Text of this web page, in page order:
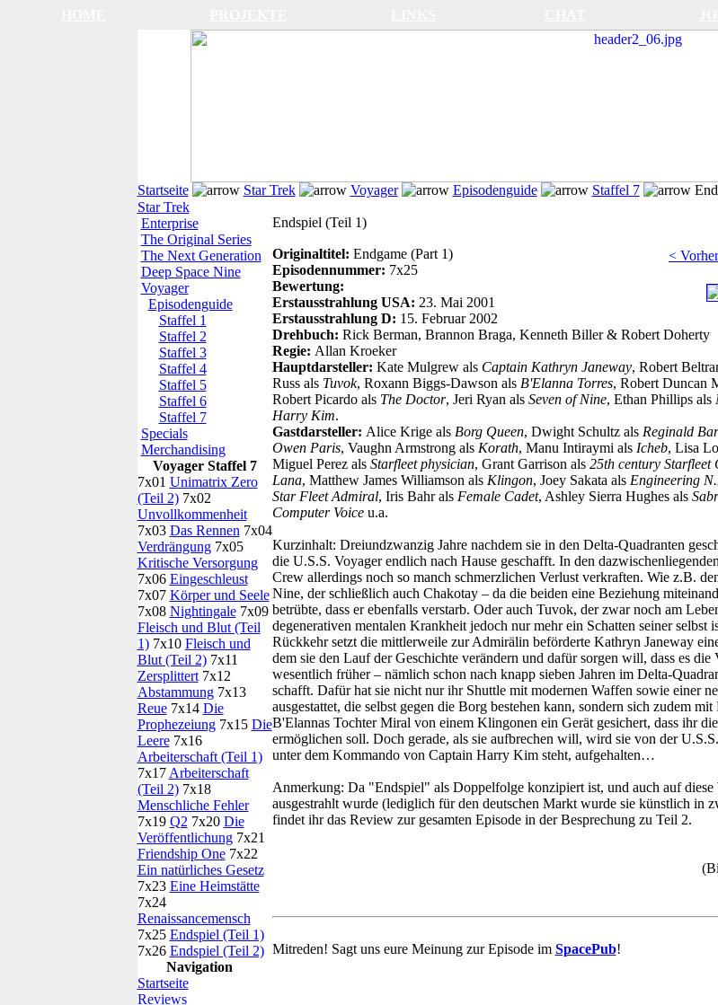
Startseite Star Trek Voyager Episodenguide Staffel 7
Star Trek
Enterprise
The Original Series
The Next Generation
Deep Space Nine
Voyager
Episodenguide
Staffel 1
Staffel 2
Staffel 3
Staffel 4
Staffel 5
Staffel 6
Staffel 7
Specials
Merchandising
Voyager Staffel 7
7x01 Unimatrix Zero
(Teil 2)7x02
Unvollkommenheit
7x03 Das Rennen 7x04
Verdrängung7x05
Kritische Versorgung
7x06 Eingeschleust
7x07 Körper und Seele
7x08 Nightingale7x09
Fleisch und Blut (Teil
1)7x10 Fleisch und
Blut (Teil 2)7x11
Zersplittert7x12
Abstammung7x13
Reue7x14 Die
Prophezeiung7x15 Die
Leere7x16
Arbeiterschaft (Teil 1)
7x17 Arbeiterschaft
(Teil 2)7x18
Menschliche Fehler
7x19 Q2 7x20 Die
Veröffentlichung7x21
Friendship One7x22
Ein natürliches Gesetz
7x23 Eine Heimstätte
7x24
Renaissancemensch
7x25 Endspiel (Teil 1)
7x26 Endspiel (Teil 2)
Navigation
Startseite
Reviews
Endspiel (Teil 1)
<
Originaltitel: Endgame (Part 1)
Episodennummer: 7x25
Bewertung:
Erstausstrahlung USA: 23. Mai 2001
Erstausstrahlung D: 15. Februar 2002
Drehbuch: Rick Berman, Brannon Braga, Kenneth Biller & Robert Doherty
Regie: Allan Kroeker
Hauptdarsteller: Kate Mulgrew als Captain Kathryn Janeway, Robert
Russ als Tuvok, Roxann Biggs-Dawson als B'Elanna Torres, Robert Duncan
Robert Picardo als The Doctor, Jeri Ryan als Seven of Nine, Ethan Phillips als
Harry Kim.
Gastdarsteller: Alice Krige als Borg Queen, Dwight Schultz als Reginald
Owen Paris, Vaughn Armstrong als Korath, Manu Intiraymi als Icheb, Lisa
Miguel Perez als Starfleet physician, Grant Garrison als 25th century Starfleet
Lana, Matthew James Williamson als Klingon, Joey Sakata als Engineering
Star Fleet Admiral, Iris Bahr als Female Cadet, Ashley Sierra Hughes als
Computer Voiceu.a.
Kurzinhalt: Dreiundzwanzig Jahre nachdem sie in den Delta-Quadranten
die U.S.S. Voyager endlich nach Hause geschafft. In den
Crew allerdings noch so manch schmerzlichen Verlust verkraften. Wie z.B.
Nine, der schließlich auch Chakotay – da die beiden eine Beziehung
betrübte, dass er ebenfalls verstarb. Oder auch Tuvok, der zwar noch am
degenerativen mentalen Krankheit jedoch nur mehr ein Schatten seiner selbst
Rückkehr setzt die mittlerweile zur Admirälin beförderte Kathryn Janeway
dem sie den Lauf der Geschichte verändern und dafür sorgen will, dass es die
wesentlich früher – nämlich schon nach knapp sieben Jahren im Delta-
schafft. Dafür hat sie nicht nur ihr Shuttle mit modernen Waffen sowie einer
ausgestattet, die selbst gegen die Borg bestehen kann, sondern sich zudem
B'Elannas Tochter Miral von einem Klingonen ein Gerät gesichert, dass ihr
ermöglichen soll. Doch gerade, als sie aufbrechen will, wird sie von der
unter dem Kommando von Captain Harry Kim steht, aufgehalten…
Anmerkung: Da "Endspiel" als Doppelfolge konzipiert ist, und auch auf diese
ausgestrahlt wurde (lediglich für den deutschen Markt wurde sie künstlich in
findet ihr das Review zur gesamten Episode in der Besprechung zu Teil 2.
Mitreden! Sagt uns eure Meinung zur Episode im SpacePub!